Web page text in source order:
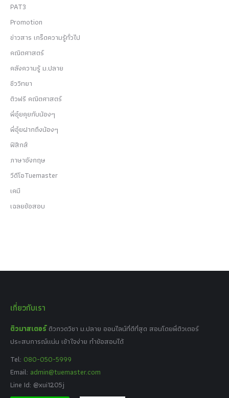
PAT3
Promotion
ข่าวสาร เกร็ดความรู้ทั่วไป
คณิตศาสตร์
คลังความรู้ ม.ปลาย
ชีววิทยา
ติวฟรี คณิตศาสตร์
พี่อุ๋ยคุยกับน้องๆ
พี่อุ๋ยฝากถึงน้องๆ
ฟิสิกส์
ภาษาอังกฤษ
วีดีโอTuemaster
เคมี
เฉลยข้อสอบ
เกี่ยวกับเรา
ติวมาสเตอร์ ติวกวดวิชา ม.ปลาย ออนไลน์ที่ดีที่สุด สอนโดยพี่ติวเตอร์
ประสบการณ์แน่น เข้าใจง่าย ทำข้อสอบได้
Tel: 080-050-5999
Email: admin@tuemaster.com
Line Id: @xui1205j